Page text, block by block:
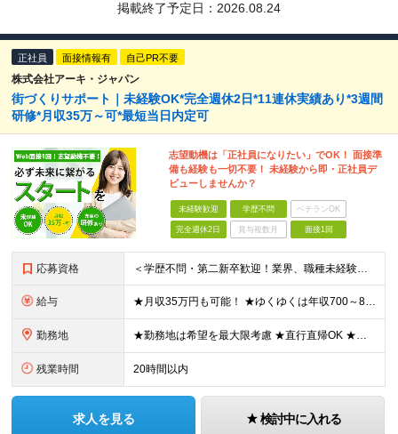
掲載終了予定日： 2026.08.24
正社員 面接情報有 自己PR不要
株式会社アーキ・ジャパン
街づくりサポート｜未経験OK*完全週休2日*11連休実績あり*3週間
研修*月収35万～可*最短当日内定可
志望動機は「正社員になりたい」でOK！ 面接準
備も経験も一切不要！ 未経験から即・正社員デ
ビューしませんか？
未経験歓迎 学歴不問 ベテランOK
完全週休2日 賞与複数月 面接1回
応募資格 ＜学歴不問・第二新卒歓迎！業界、職種未経験歓迎！20代～30代活躍中＞ ★35歳以下の方（若年層の長期キャリア形成を図るため） ★フリーター・正社員未経験・社会人未経験OK ★転職回数が多い方もぜひ
給与 ★月収35万円も可能！ ★ゆくゆくは年収700～800万円も！ ★手当が多数あり ・残業手当（100％）★1分単位で支給 ・資格手当（最大月6万円） ・結婚/出産祝金（最大3万円） 【首都圏・北関東
勤務地 ★勤務地は希望を最大限考慮 ★直行直帰OK ★車通勤のエリアもあり ★研修は、下記いずれかの研修センターで行います ・東京校（東京本社とアクセスは同様） ・大阪校（大阪府大阪市中央区道修町 2-1-1
残業時間 20時間以内
求人を見る 検討中に入れる